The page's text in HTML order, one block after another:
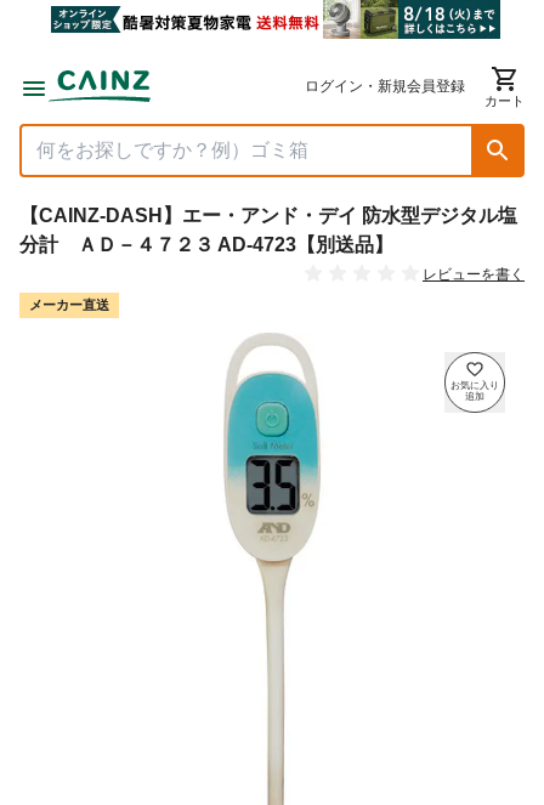
ログイン・新規会員登録
カート
【CAINZ-DASH】エー・アンド・デイ 防水型デジタル塩
分計 ＡＤ－４７２３ AD-4723【別送品】
レビューを書く
メーカー直送